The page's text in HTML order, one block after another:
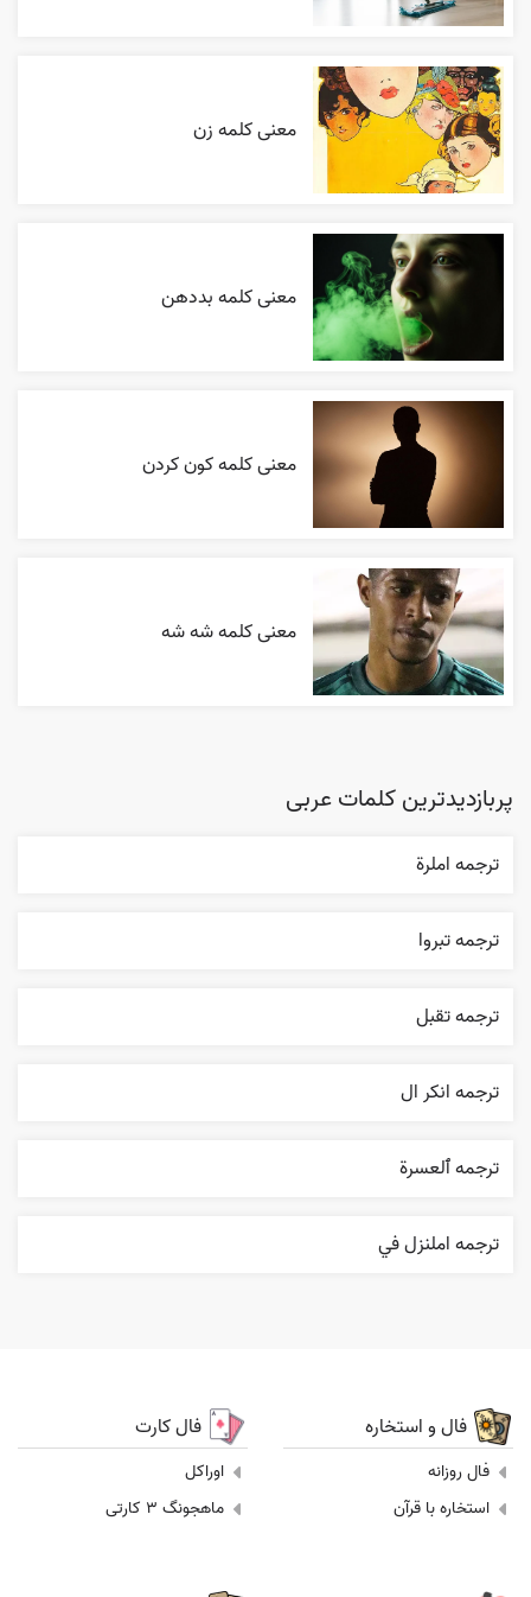
معنی کلمه زن
معنی کلمه بددهن
معنی کلمه کون کردن
معنی کلمه شه شه
پربازدیدترین کلمات عربی
ترجمه املرة
ترجمه تبروا
ترجمه تقبل
ترجمه انکر ال
ترجمه ٱلعسرة
ترجمه املنزل في
فال و استخاره
فال روزانه
استخاره با قرآن
فال کارت
اوراکل
ماهجونگ 3 کارتی